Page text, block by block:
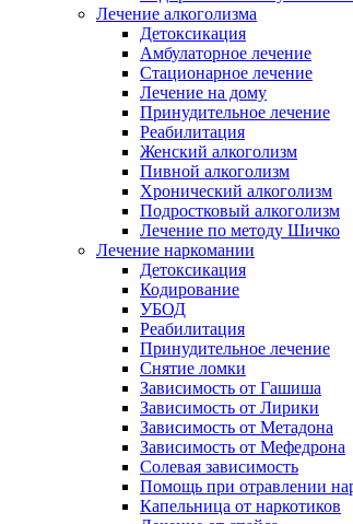
Лечение алкоголизма
Детоксикация
Амбулаторное лечение
Стационарное лечение
Лечение на дому
Принудительное лечение
Реабилитация
Женский алкоголизм
Пивной алкоголизм
Хронический алкоголизм
Подростковый алкоголизм
Лечение по методу Шичко
Лечение наркомании
Детоксикация
Кодирование
УБОД
Реабилитация
Принудительное лечение
Снятие ломки
Зависимость от Гашиша
Зависимость от Лирики
Зависимость от Метадона
Зависимость от Мефедрона
Солевая зависимость
Помощь при отравлении
Капельница от наркотиков